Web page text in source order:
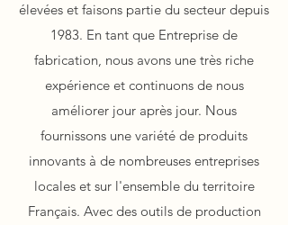
élevées et faisons partie du secteur depuis
1983. En tant que Entreprise de
fabrication, nous avons une très riche
expérience et continuons de nous
améliorer jour après jour. Nous
fournissons une variété de produits
innovants à de nombreuses entreprises
locales et sur l'ensemble du territoire
Français. Avec des outils de production